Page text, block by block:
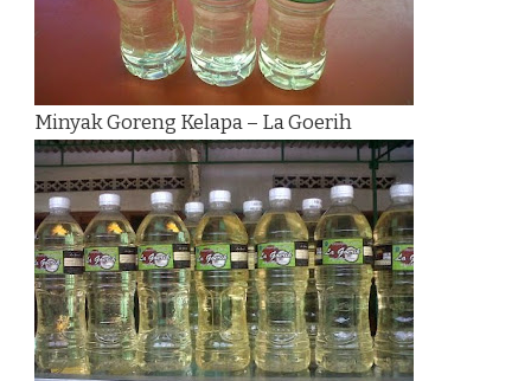
Minyak Goreng Kelapa – La Goerih